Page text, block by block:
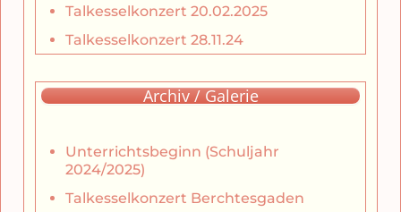
Talkesselkonzert 20.02.2025
Talkesselkonzert 28.11.24
Archiv / Galerie
Unterrichtsbeginn (Schuljahr
2024/2025)
Talkesselkonzert Berchtesgaden